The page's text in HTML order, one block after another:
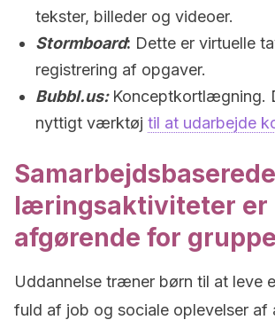
tekster, billeder og videoer.
Stormboard: Dette er virtuelle
registrering af opgaver.
Bubbl.us: Konceptkortlægning.
nyttigt værktøj til at udarbejde
Samarbejdsbaserede
læringsaktiviteter er
afgørende for
Uddannelse træner børn til at leve
fuld af job og sociale oplevelser af